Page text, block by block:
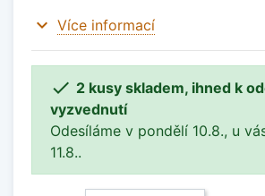
expand_more Více informací
 2 kusy skladem, ihned k
vyzvednutí
Odesíláme v pondělí 10.8., u
11.8..